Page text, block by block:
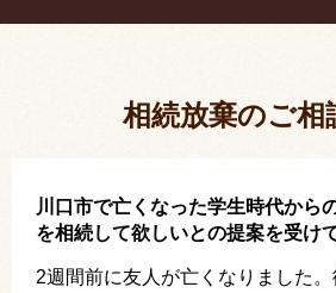
相続放棄のご相
川口市で亡くなった学生時代から
を相続して欲しいとの提案を受け
2週間前に友人が亡くなりました